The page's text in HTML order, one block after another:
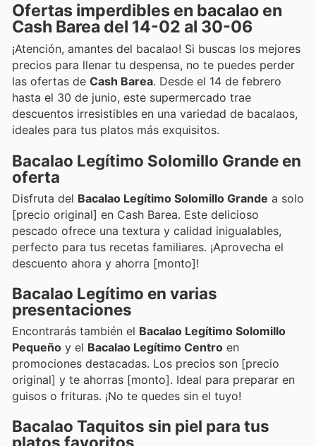
Ofertas imperdibles en bacalao en
Cash Barea del 14-02 al 30-06
¡Atención, amantes del bacalao! Si buscas los mejores
precios para llenar tu despensa, no te puedes perder
las ofertas de Cash Barea. Desde el 14 de febrero
hasta el 30 de junio, este supermercado trae
descuentos irresistibles en una variedad de bacalaos,
ideales para tus platos más exquisitos.
Bacalao Legítimo Solomillo Grande en
oferta
Disfruta del Bacalao Legítimo Solomillo Grande a solo
[precio original] en Cash Barea. Este delicioso
pescado ofrece una textura y calidad inigualables,
perfecto para tus recetas familiares. ¡Aprovecha el
descuento ahora y ahorra [monto]!
Bacalao Legítimo en varias
presentaciones
Encontrarás también el Bacalao Legítimo Solomillo
Pequeño y el Bacalao Legítimo Centro en
promociones destacadas. Los precios son [precio
original] y te ahorras [monto]. Ideal para preparar en
guisos o frituras. ¡No te quedes sin el tuyo!
Bacalao Taquitos sin piel para tus
platos favoritos